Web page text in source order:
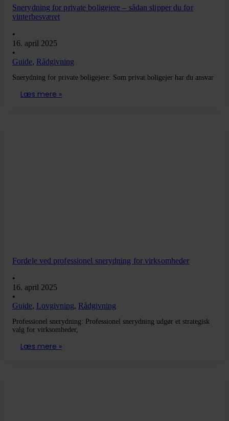
Snerydning for private boligejere – sådan slipper du for
vinterbesværet
•
16. april 2025
•
Guide, Rådgivning
Snerydning for private boligejere: Som privat boligejer har du ansvar
Læs mere »
Fordele ved professionel snerydning for virksomheder
•
16. april 2025
•
Guide, Lovgivning, Rådgivning
Professionel snerydning: Professionel snerydning udgør et strategisk
valg for virksomheder,
Læs mere »